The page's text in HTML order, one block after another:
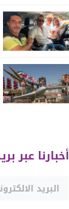
أخبارنا عبر